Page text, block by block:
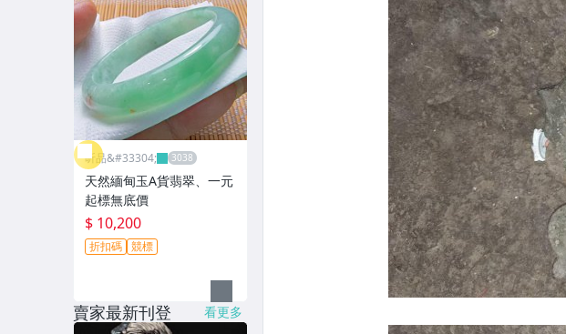
昕品&#33304;
天然緬甸玉A貨翡翠、一元
起標無底價
$ 10,200
折扣碼 競標
賣家最新刊登 看更多